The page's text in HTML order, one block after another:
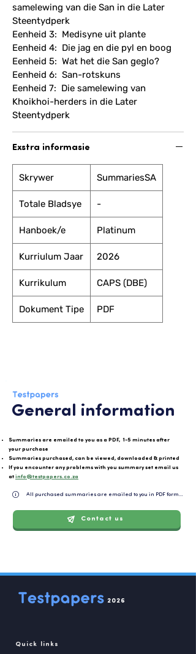
samelewing van die San in die Later
Steentydperk
Eenheid 3: Medisyne uit plante
Eenheid 4: Die jag en die pyl en boog
Eenheid 5: Wat het die San geglo?
Eenheid 6: San-rotskuns
Eenheid 7: Die samelewing van
Khoikhoi-herders in die Later
Steentydperk
Exstra informasie
Skrywer SummariesSA
Totale Bladsye -
Hanboek/e Platinum
Kurriulum Jaar 2026
Kurrikulum CAPS (DBE)
Dokument Tipe PDF
General information
Summaries are emailed to you as a PDF, 1-5 minutes after
your purchase
Summaries purchased, can be viewed, downloaded & printed
If you encounter any problems with you summary set email us
at info@testpapers.co.za
All purchased summaries are emailed to you in PDF format
Contact us
2026
Quick links